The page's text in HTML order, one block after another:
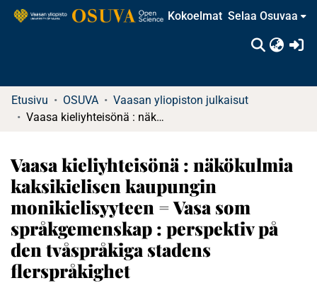
Kokoelmat Selaa Osuvaa
Etusivu OSUVA
Vaasan yliopiston julkaisut
Vaasa kieliyhteisönä : näkökulmia kaksikielisen kaupungin monikielisyyteen = Vasa som språkgemenskap : perspektiv på den tvåspråkiga stadens flerspråkighet
Vaasa kieliyhteisönä : näkökulmia
kaksikielisen kaupungin
monikielisyyteen = Vasa som
språkgemenskap : perspektiv på
den tvåspråkiga stadens
flerspråkighet